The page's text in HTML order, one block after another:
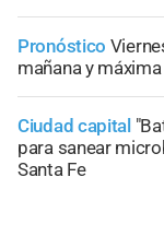
Pronóstico
mañana y
Ciudad capital
para sanear
Santa Fe